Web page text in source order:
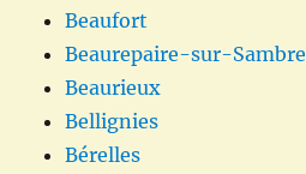
Beaufort
Beaurepaire-sur-Sambre
Beaurieux
Bellignies
Bérelles